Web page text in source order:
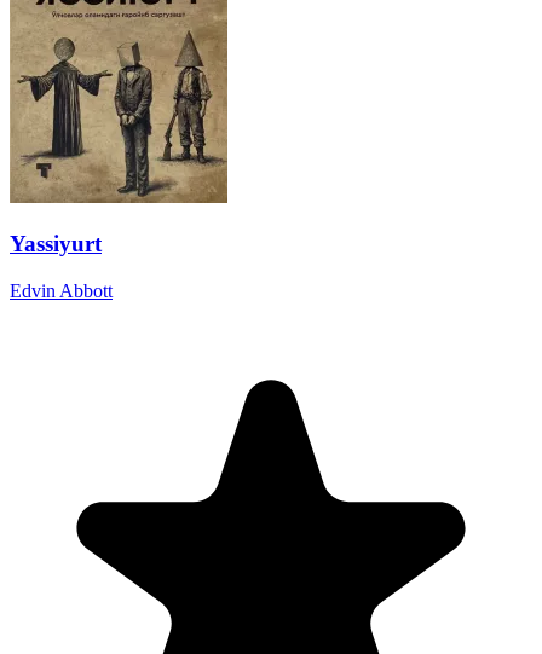
Yassiyurt
Edvin Abbott